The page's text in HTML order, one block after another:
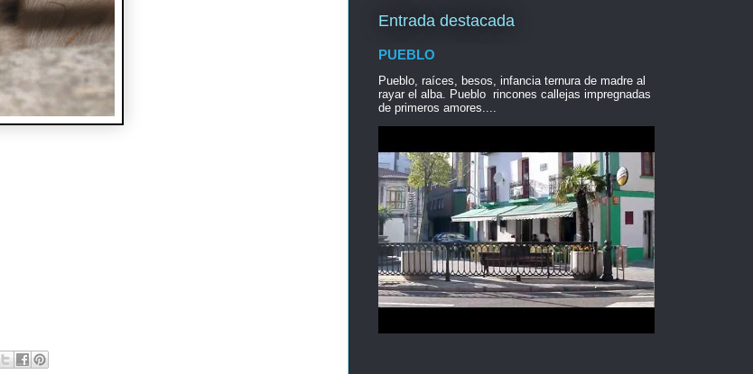
Entrada destacada
PUEBLO
Pueblo, raíces, besos, infancia ternura de madre al
rayar el alba. Pueblo rincones callejas impregnadas
de primeros amores....